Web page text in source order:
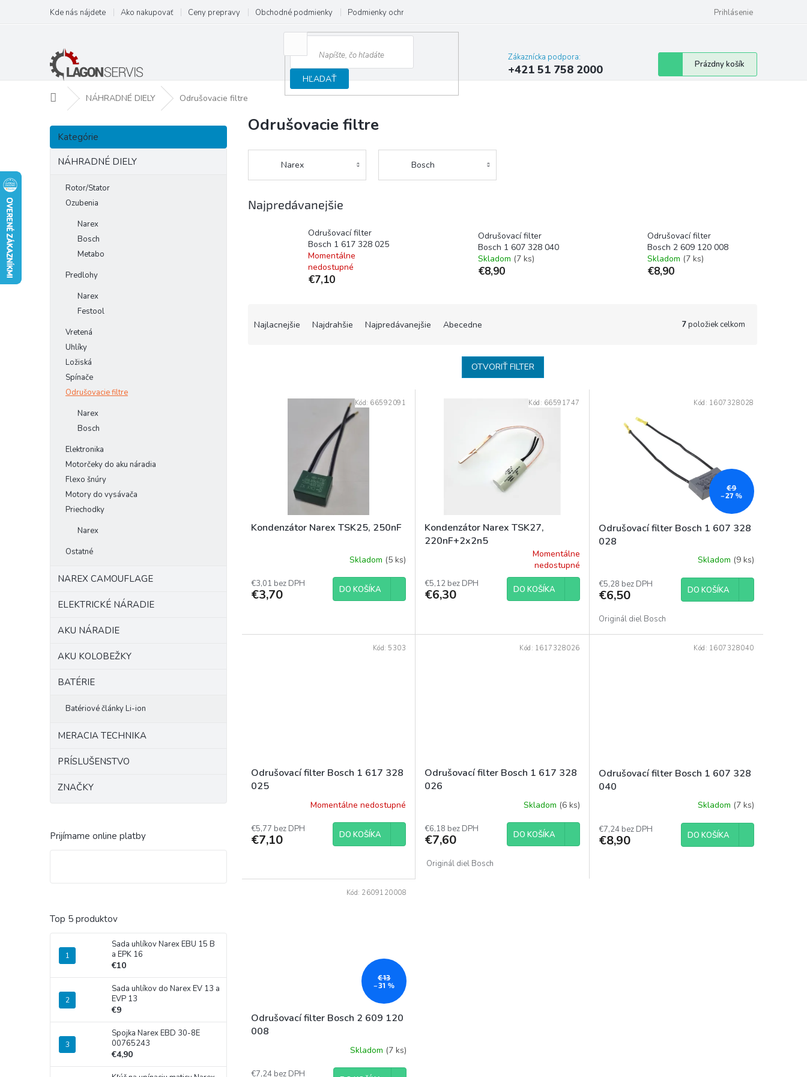
obsah
Kde nás nájdete Ako nakupovať Ceny prepravy Obchodné podmienky Podmienky ochrany osobných údajov Prihlásenie
HĽADAŤ
Zákaznícka podpora:
+421 51 758 2000
Nákupný
košík
Prázdny košík
DomovNÁHRADNÉ DIELY Odrušovacie filtre
B
č
Preskočiť
kategórie
Kategórie
NÁHRADNÉ DIELY
Rotor/Stator
Ozubenia
Narex
Bosch
Metabo
Predlohy
Narex
Festool
Vretená
Uhlíky
Ložiská
Spínače
Odrušovacie filtre
Narex
Bosch
Elektronika
Motorčeky do aku náradia
Flexo šnúry
Motory do vysávača
Priechodky
Narex
Ostatné
NAREX CAMOUFLAGE
ELEKTRICKÉ NÁRADIE
AKU NÁRADIE
AKU KOLOBEŽKY
BATÉRIE
Batériové články Li-ion
MERACIA TECHNIKA
PRÍSLUŠENSTVO
ZNAČKY
Prijímame online platby
Top 5 produktov
Sada uhlíkov Narex EBU 15 B
a EPK 16
€10
Sada uhlíkov do Narex EV 13 a
EVP 13
€9
Spojka Narex EBD 30-8E
00765243
€4,90
Odrušovacie filtre
Narex Bosch
Najpredávanejšie
Odrušovací filter
Bosch 1 617 328 025
Momentálne
nedostupné
€7,10
Odrušovací filter
Bosch 1 607 328 040
Skladom (7 ks)
€8,90
Odrušovací filter
Bosch 2 609 120 008
Skladom (7 ks)
€8,90
Najlacnejšie Najdrahšie Najpredávanejšie Abecedne 7položiek celkom
OTVORIŤ FILTER
kKondenzátor Narex TSK25, 250nF
Skladom (5 ks)
€3,01 bez DPH
€3,70 DO KOŠÍKA
Kód: 66592091
Kondenzátor Narex TSK27,
220nF+2x2n5
produktu
je
Momentálne
nedostupné
€5,12 bez DPH
€6,30 DO KOŠÍKA
Kód: 66591747
€9
–27 %
Odrušovací filter Bosch 1 607 328
028
Skladom (9 ks)
€5,28 bez DPH
€6,50 DO KOŠÍKA
Originál diel Bosch
Kód: 1607328028
Odrušovací filter Bosch 1 617 328
025
Momentálne nedostupné
€5,77 bez DPH
€7,10 DO KOŠÍKA
Kód: 5303
Odrušovací filter Bosch 1 617 328
026
produktu
je
z
Skladom (6 ks)
€6,18 bez DPH
€7,60 DO KOŠÍKA
Originál diel Bosch
Kód: 1617328026
Odrušovací filter Bosch 1 607 328
040
Skladom (7 ks)
€7,24 bez DPH
€8,90 DO KOŠÍKA
Kód: 1607328040
€13
–31 %
Odrušovací filter Bosch 2 609 120
008
produktu
Skladom (7 ks)
€7,24 bez DPH
Kód: 2609120008